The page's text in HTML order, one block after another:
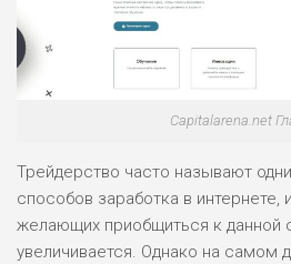
Capitalarena.net
Трейдерство часто называют
способов заработка в интернете,
желающих приобщиться к данной
увеличивается. Однако на самом